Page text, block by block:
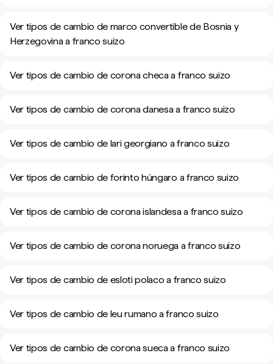
Ver tipos de cambio de marco convertible de Bosnia y
Herzegovina a franco suizo
Ver tipos de cambio de corona checa a franco suizo
Ver tipos de cambio de corona danesa a franco suizo
Ver tipos de cambio de lari georgiano a franco suizo
Ver tipos de cambio de forinto húngaro a franco suizo
Ver tipos de cambio de corona islandesa a franco suizo
Ver tipos de cambio de corona noruega a franco suizo
Ver tipos de cambio de esloti polaco a franco suizo
Ver tipos de cambio de leu rumano a franco suizo
Ver tipos de cambio de corona sueca a franco suizo